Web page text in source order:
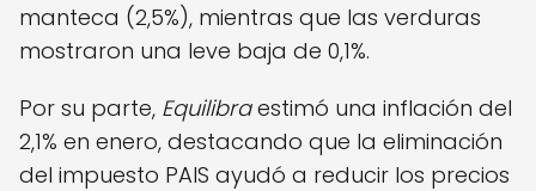
manteca (2,5%), mientras que las verduras
mostraron una leve baja de 0,1%.
Por su parte, Equilibraestimó una inflación del
2,1% en enero, destacando que la eliminación
del impuesto PAIS ayudó a reducir los precios